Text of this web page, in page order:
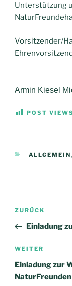
Unterstützung
Vorsitzender/
Armin Kiesel
POST
ALLGEMEIN
Vorheriger
Beitrag
ZURÜCK
Einladung
Nächster
Beitrag
WEITER
Einladung zur